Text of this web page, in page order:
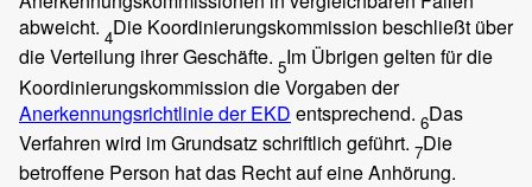
abweicht. 4Die Koordinierungskommission beschließt über
die Verteilung ihrer Geschäfte. 5Im Übrigen gelten für die
Koordinierungskommission die Vorgaben der
Anerkennungsrichtlinie der EKD entsprechend. 6Das
Verfahren wird im Grundsatz schriftlich geführt. 7Die
betroffene Person hat das Recht auf eine Anhörung.